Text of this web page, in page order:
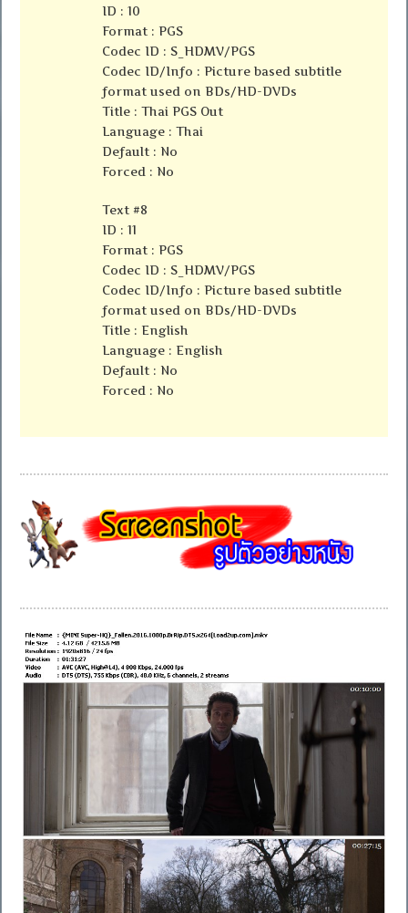
ID : 10
Format : PGS
Codec ID : S_HDMV/PGS
Codec ID/Info : Picture based subtitle
format used on BDs/HD-DVDs
Title : Thai PGS Out
Language : Thai
Default : No
Forced : No
Text #8
ID : 11
Format : PGS
Codec ID : S_HDMV/PGS
Codec ID/Info : Picture based subtitle
format used on BDs/HD-DVDs
Title : English
Language : English
Default : No
Forced : No